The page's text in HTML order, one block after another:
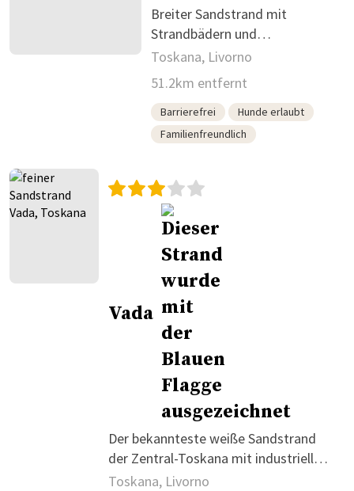
Breiter Sandstrand mit
Strandbädern und
Hundebereich
Toskana, Livorno
51.2km entfernt
Barrierefrei
Hunde erlaubt
Familienfreundlich
Vada
Der bekannteste weiße Sandstrand
der Zentral-Toskana mit industrieller
Kulisse.
Toskana, Livorno